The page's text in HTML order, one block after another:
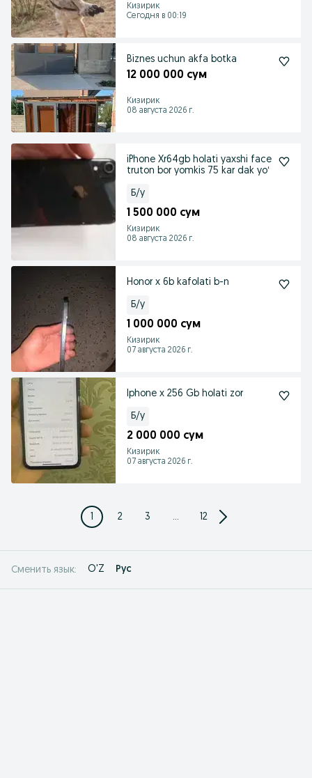
Кизирик
Сегодня в 00:19
Biznes uchun akfa botka
12 000 000 сум
Кизирик
08 августа 2026 г.
iPhone Xr64gb holati yaxshi face
truton bor yomkis 75 kar dak yoʻ
Б/у
1 500 000 сум
Кизирик
08 августа 2026 г.
Honor x 6b kafolati b-n
Б/у
1 000 000 сум
Кизирик
07 августа 2026 г.
Iphone x 256 Gb holati zor
Б/у
2 000 000 сум
Кизирик
07 августа 2026 г.
1 2 3 ... 12
Сменить язык: O'Z Рус